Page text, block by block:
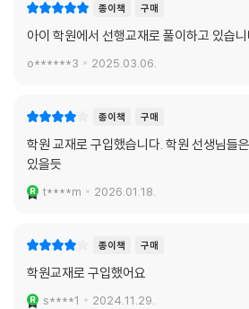
종이책 구매
아이 학원에서 선행교재로 풀이하고 있습니
o******3 2025.03.06.
종이책 구매
학원 교재로 구입했습니다. 학원 선생님들
있을듯
t****m 2026.01.18.
종이책 구매
학원교재로 구입했어요
s****1 2024.11.29.